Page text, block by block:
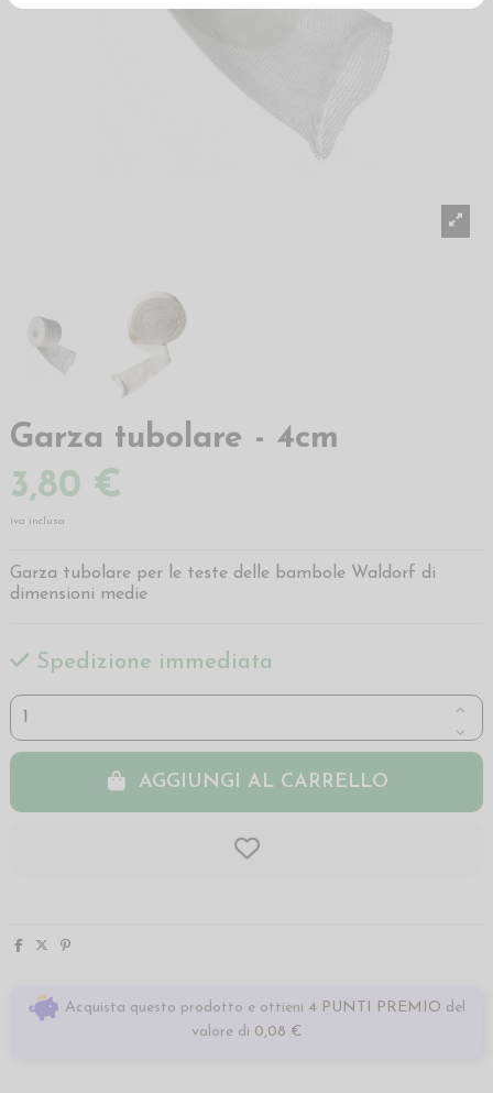
Garza tubolare - 4cm
3,80 €
iva inclusa
Garza tubolare per le teste delle bambole Waldorf di
dimensioni medie
Spedizione immediata
AGGIUNGI AL CARRELLO
Acquista questo prodotto e ottieni 4 PUNTI PREMIO del
valore di 0,08 €